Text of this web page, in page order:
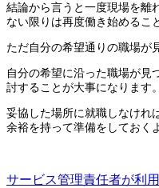
結論から言うと一度現場を離
ない限りは再度働き始めるこ
ただ自分の希望通りの職場が
自分の希望に沿った職場が見
討することが大事になります。
妥協した場所に就職しなけれ
余裕を持って準備をしておく
サービス管理責任者が利